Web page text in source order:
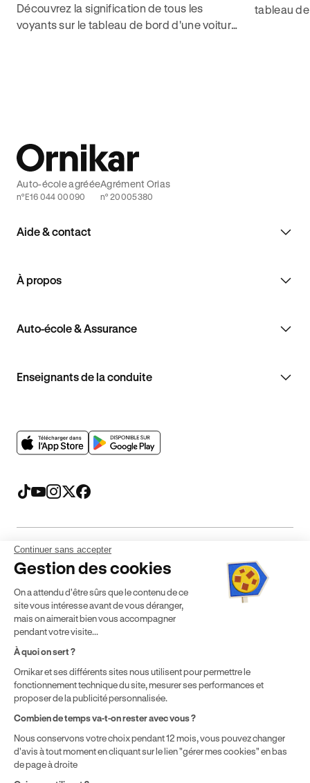
Découvrez la signification de tous les
voyants sur le tableau de bord d'une voiture
tableau
Aide & contact
À propos
Auto-école & Assurance
Enseignants de la conduite
Auto-école agréée
n°E16 044 00090
Agrément Orias
n° 20005380
Mentions légales CGV CGU Politique de confidentialité
* Détail des conditions de nos offres
localisation géographique et du type de formules que vous
achetez comme détaillé dans nosConditions Générales de
Vente.
Continuer sans accepter
Gestion des cookies
On a attendu d'être sûrs que le contenu de ce
site vous intéresse avant de vous déranger,
mais on aimerait bien vous accompagner
pendant votre visite...
À quoi on sert ?
Ornikar et ses différents sites nous utilisent pour permettre le
fonctionnement technique du site, mesurer ses performances et
proposer de la publicité personnalisée.
Combien de temps va-t-on rester avec vous ?
Nous conservons votre choix pendant 12 mois, vous pouvez changer
d'avis à tout moment en cliquant sur le lien "gérer mes cookies" en bas
de page à droite